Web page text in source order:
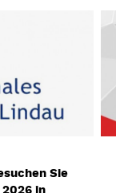
Sie
2026 in